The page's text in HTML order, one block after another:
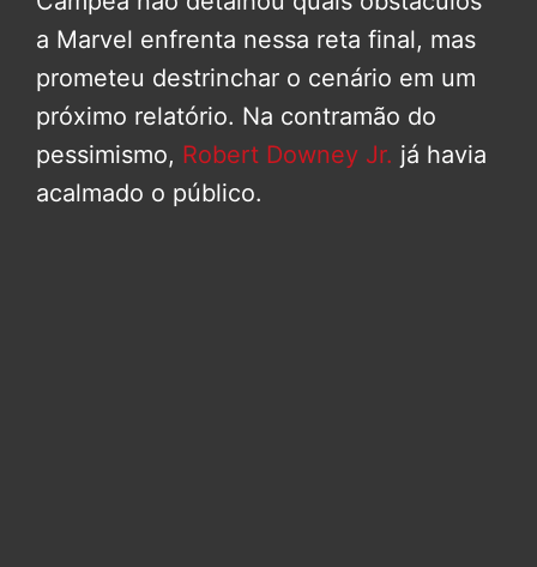
a Marvel enfrenta nessa reta final, mas
prometeu destrinchar o cenário em um
próximo relatório. Na contramão do
pessimismo, Robert Downey Jr. já havia
acalmado o público.